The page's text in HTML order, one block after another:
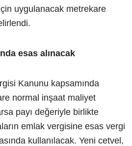
uygulanacak metrekare
esas alınacak
Kanunu kapsamında
normal inşaat maliyet
payı değeriyle birlikte
emlak vergisine esas vergi
kullanılacak. Yeni cetvel,